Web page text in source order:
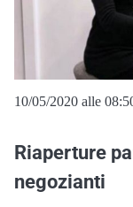
10/05/2020 alle
Riaperture
negozianti